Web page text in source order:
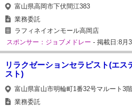
富山県高岡市下伏間江383
業務委託
ラフィネイオンモール高岡店
スポンサー：ジョブメドレー - 掲載日:8月3
リラクゼーションセラピスト(エス
スト)
富山県富山市明輪町1番32号マルート3階
業務委託